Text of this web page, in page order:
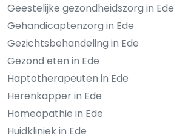
Geestelijke gezondheidszorg in Ede
Gehandicaptenzorg in Ede
Gezichtsbehandeling in Ede
Gezond eten in Ede
Haptotherapeuten in Ede
Herenkapper in Ede
Homeopathie in Ede
Huidkliniek in Ede